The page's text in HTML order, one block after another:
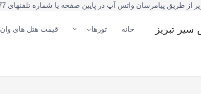
واتس آپ در پایین صفحه یا شماره تلفنهای 04133342777 و 04133251388 تماس بگیرید.
سیر تبریز خانه تورها قیمت هتل های وان